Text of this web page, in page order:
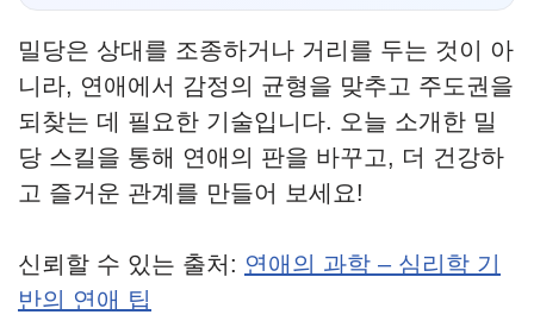
밀당은 상대를 조종하거나 거리를 두는 것이 아
니라, 연애에서 감정의 균형을 맞추고 주도권을
되찾는 데 필요한 기술입니다. 오늘 소개한 밀
당 스킬을 통해 연애의 판을 바꾸고, 더 건강하
고 즐거운 관계를 만들어 보세요!
신뢰할 수 있는 출처: 연애의 과학 – 심리학 기
반의 연애 팁